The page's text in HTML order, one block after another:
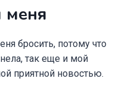
меня
бросить, потому что
так еще и мой
приятной новостью.